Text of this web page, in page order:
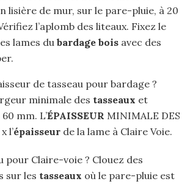
lisière de mur, sur le pare-pluie, à 20
l’aplomb des liteaux. Fixez le
lames du bardage bois avec des
de tasseau pour bardage ?
minimale des tasseaux et
mm. L’ÉPAISSEUR MINIMALE DES
l’épaisseur de la lame à Claire Voie.
pour Claire-voie ? Clouez des
sur les tasseaux où le pare-pluie est